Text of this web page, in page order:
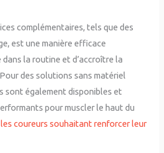
complémentaires, tels que des
est une manière efficace
dans la routine et d’accroître la
des solutions sans matériel
sont également disponibles et
pour muscler le haut du
les coureurs souhaitant renforcer leur